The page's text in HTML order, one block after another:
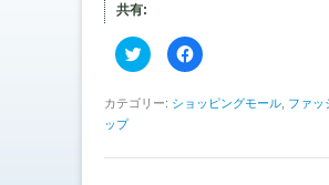
共有:
ク
リ
し
i
F
a
b
で
カテゴリー: ショッピングモール ファッ
ップ